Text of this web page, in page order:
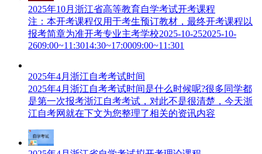
2025年10月浙江省高等教育自学考试开考课程
注：本开考课程仅用于考生预订教材，最终开考课程以
报考简章为准开考专业主考学校2025-10-252025-10-
2609:00~11:3014:30~17:0009:00~11:301
2025年4月浙江自考考试时间
2025年4月浙江自考考试时间是什么时候呢?很多同学都
是第一次报考浙江自考考试，对此不是很清楚，今天浙
江自考网就在下文为您整理了相关的资讯内容